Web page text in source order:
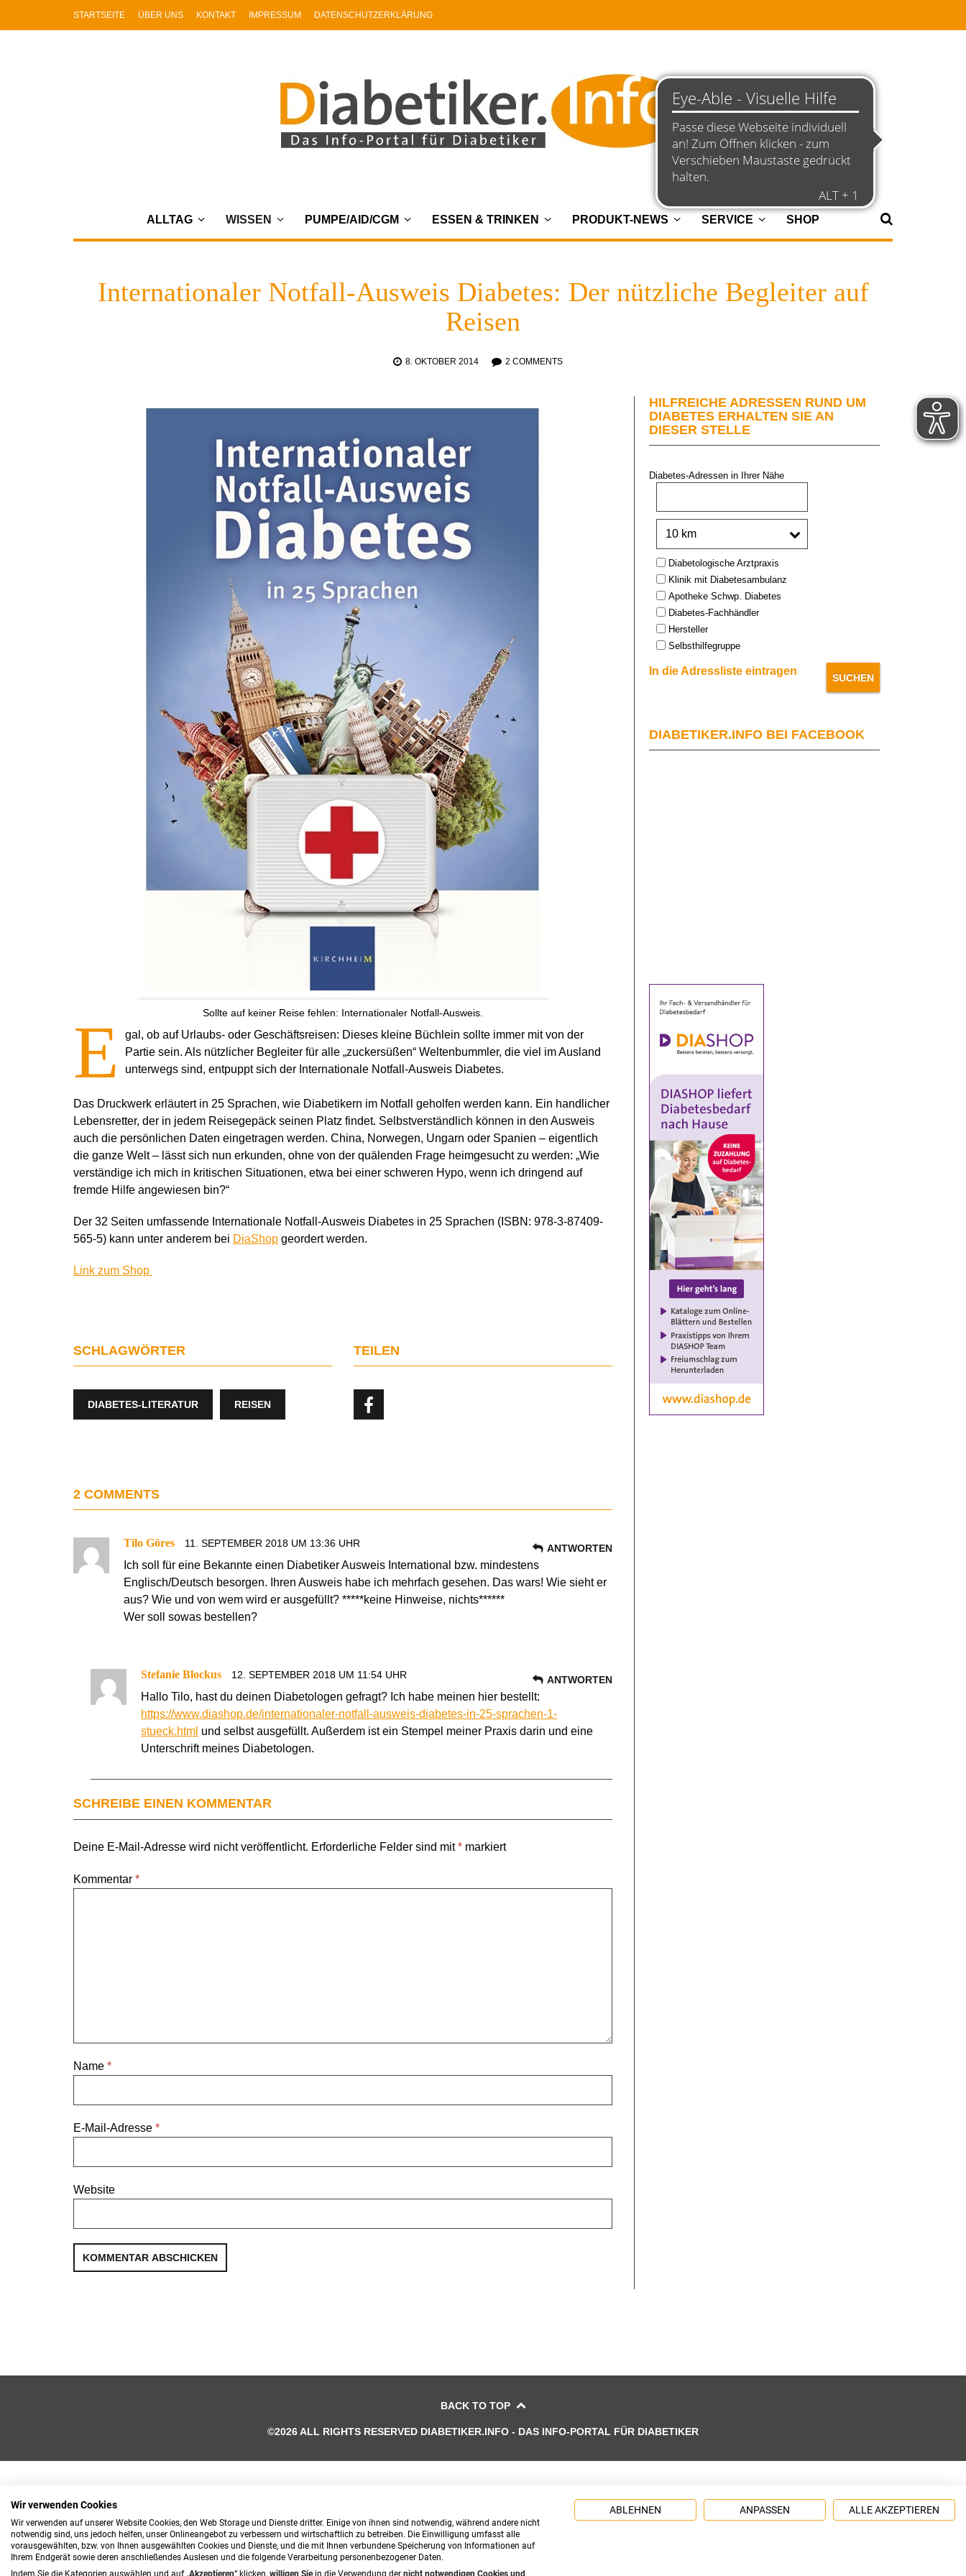
STARTSEITE ÜBER UNS KONTAKT IMPRESSUM DATENSCHUTZERKLÄRUNG
ALLTAG WISSEN PUMPE/AID/CGM ESSEN & TRINKEN PRODUKT-NEWS SERVICE SHOP
Internationaler Notfall-Ausweis Diabetes: Der nützliche Begleiter auf
Reisen
8. OKTOBER 2014 2 COMMENTS
Sollte auf keiner Reise fehlen: Internationaler Notfall-Ausweis.
E
gal, ob auf Urlaubs- oder Geschäftsreisen: Dieses kleine Büchlein sollte immer mit von der
Partie sein. Als nützlicher Begleiter für alle „zuckersüßen“ Weltenbummler, die viel im Ausland
unterwegs sind, entpuppt sich der Internationale Notfall-Ausweis Diabetes.
Das Druckwerk erläutert in 25 Sprachen, wie Diabetikern im Notfall geholfen werden kann. Ein handlicher
Lebensretter, der in jedem Reisegepäck seinen Platz findet. Selbstverständlich können in den Ausweis
auch die persönlichen Daten eingetragen werden. China, Norwegen, Ungarn oder Spanien – eigentlich
die ganze Welt – lässt sich nun erkunden, ohne von der quälenden Frage heimgesucht zu werden: „Wie
verständige ich mich in kritischen Situationen, etwa bei einer schweren Hypo, wenn ich dringend auf
fremde Hilfe angewiesen bin?“
Der 32 Seiten umfassende Internationale Notfall-Ausweis Diabetes in 25 Sprachen (ISBN: 978-3-87409-
565-5) kann unter anderem bei DiaShop geordert werden.
Link zum Shop
SCHLAGWÖRTER
DIABETES-LITERATUR REISEN
TEILEN
2 COMMENTS
Tilo Göres 11. SEPTEMBER 2018 UM 13:36 UHR
Ich soll für eine Bekannte einen Diabetiker Ausweis International bzw. mindestens
Englisch/Deutsch besorgen. Ihren Ausweis habe ich mehrfach gesehen. Das wars! Wie sieht er
aus? Wie und von wem wird er ausgefüllt? *****keine Hinweise, nichts******
Wer soll sowas bestellen?
ANTWORTEN
Stefanie Blockus 12. SEPTEMBER 2018 UM 11:54 UHR
Hallo Tilo, hast du deinen Diabetologen gefragt? Ich habe meinen hier bestellt:
https://www.diashop.de/internationaler-notfall-ausweis-diabetes-in-25-sprachen-1-
stueck.html und selbst ausgefüllt. Außerdem ist ein Stempel meiner Praxis darin und eine
Unterschrift meines Diabetologen.
ANTWORTEN
SCHREIBE EINEN KOMMENTAR
Deine E-Mail-Adresse wird nicht veröffentlicht. Erforderliche Felder sind mit* markiert
Kommentar *
Name *
E-Mail-Adresse *
Website
HILFREICHE ADRESSEN RUND UM
DIABETES ERHALTEN SIE AN
DIESER STELLE
Diabetes-Adressen in Ihrer Nähe
Type:Diabetologische Arztpraxis
Klinik mit Diabetesambulanz
Apotheke Schwp. Diabetes
Diabetes-Fachhändler
Hersteller
Selbsthilfegruppe
In die Adressliste eintragen
DIABETIKER.INFO BEI FACEBOOK
BACK TO TOP
©2026 ALL RIGHTS RESERVED DIABETIKER.INFO - DAS INFO-PORTAL FÜR DIABETIKER
Wir verwenden Cookies
Wir verwenden auf unserer Website Cookies, den Web Storage und Dienste dritter. Einige von ihnen sind notwendig, während andere nicht
notwendig sind, uns jedoch helfen, unser Onlineangebot zu verbessern und wirtschaftlich zu betreiben. Die Einwilligung umfasst alle
vorausgewählten, bzw. von Ihnen ausgewählten Cookies und Dienste, und die mit Ihnen verbundene Speicherung von Informationen auf
Ihrem Endgerät sowie deren anschließendes Auslesen und die folgende Verarbeitung personenbezogener Daten.
Indem Sie die Kategorien auswählen und auf „Akzeptieren“ klicken, willigen Sie in die Verwendung der nicht notwendigen Cookies und
ABLEHNEN ANPASSEN ALLE AKZEPTIEREN